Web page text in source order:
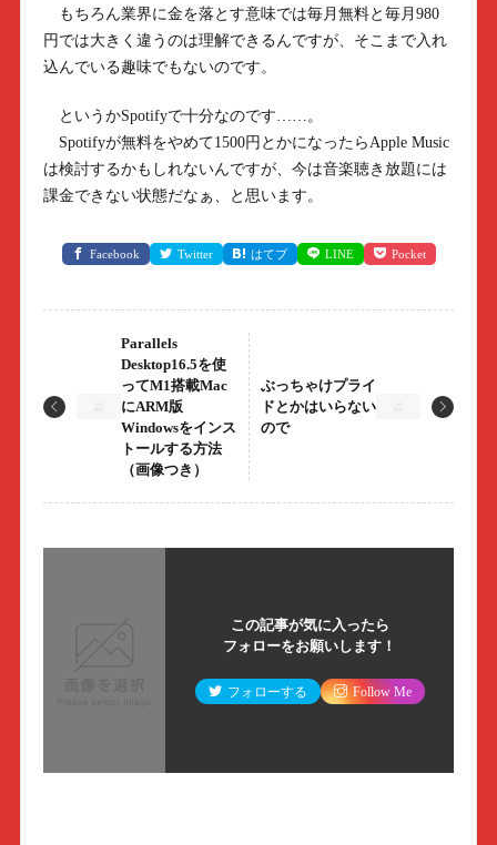
もちろん業界に金を落とす意味では毎月無料と毎月980
円では大きく違うのは理解できるんですが、そこまで入れ
込んでいる趣味でもないのです。
というかSpotifyで十分なのです……。
Spotifyが無料をやめて1500円とかになったらApple Music
は検討するかもしれないんですが、今は音楽聴き放題には
課金できない状態だなぁ、と思います。
Facebook Twitter はてブ LINE Pocket
Parallels
Desktop16.5を使
ってM1搭載Mac
にARM版
Windowsをインス
トールする方法
（画像つき）
ぶっちゃけプライ
ドとかはいらない
ので
この記事が気に入ったら
フォローをお願いします！
フォローする Follow Me